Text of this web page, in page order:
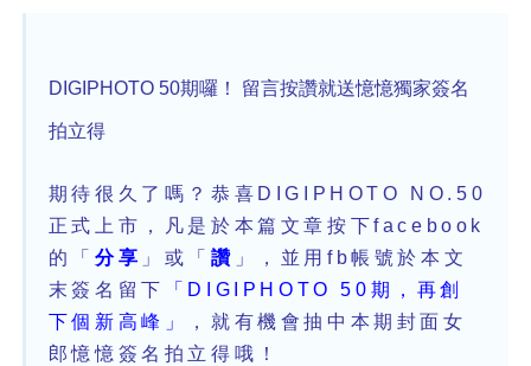
DIGIPHOTO 50期囉！ 留言按讚就送憶憶獨家簽名
拍立得
期待很久了嗎？恭喜DIGIPHOTO NO.50
正式上市，凡是於本篇文章按下facebook
的「 分享 」或「 讚 」，並用fb帳號於本文
末簽名留下
「DIGIPHOTO 50期，再創
下個新高峰」
，就有機會抽中本期封面女
郎憶憶簽名拍立得哦！